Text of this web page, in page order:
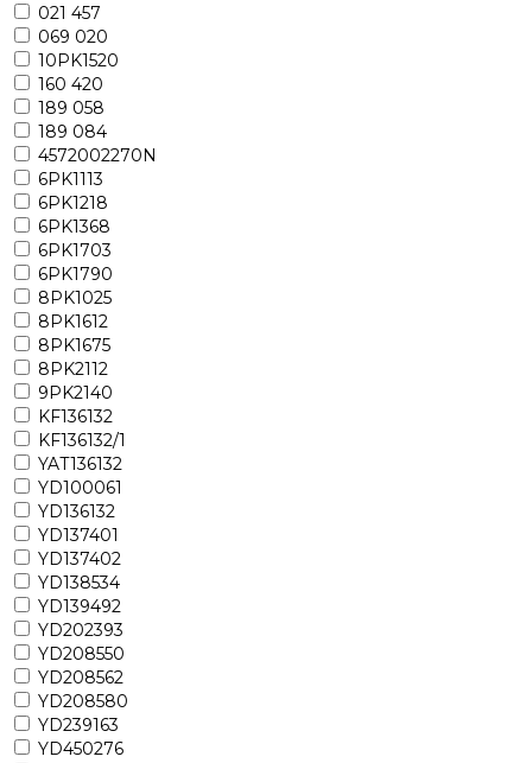
021 457
069 020
10PK1520
160 420
189 058
189 084
4572002270N
6PK1113
6PK1218
6PK1368
6PK1703
6PK1790
8PK1025
8PK1612
8PK1675
8PK2112
9PK2140
KF136132
KF136132/1
YAT136132
YD100061
YD136132
YD137401
YD137402
YD138534
YD139492
YD202393
YD208550
YD208562
YD208580
YD239163
YD450276